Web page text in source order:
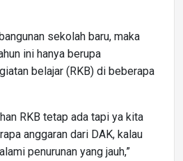
sekolah baru, maka
ini hanya berupa
belajar (RKB) di beberapa
RKB tetap ada tapi ya kita
anggaran dari DAK, kalau
penurunan yang jauh,”